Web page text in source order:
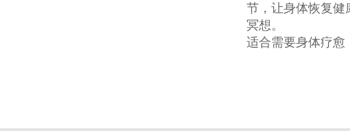
节，让身体恢复健
冥想。
适合需要身体疗愈